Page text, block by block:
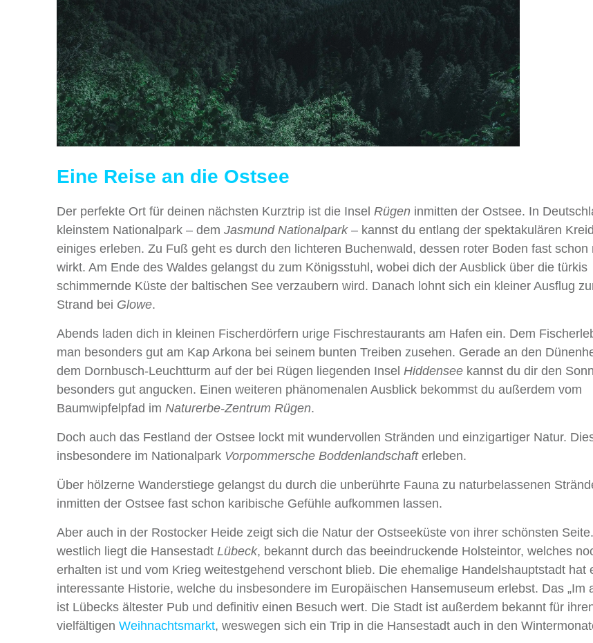
Eine Reise an die Ostsee
Der perfekte Ort für deinen nächsten Kurztrip ist die Insel Rügen inmitten der Ostsee. In
kleinstem Nationalpark – dem Jasmund Nationalpark – kannst du entlang der spektakulären
einiges erleben. Zu Fuß geht es durch den lichteren Buchenwald, dessen roter Boden fast schon
wirkt. Am Ende des Waldes gelangst du zum Königsstuhl, wobei dich der Ausblick über die türkis
schimmernde Küste der baltischen See verzaubern wird. Danach lohnt sich ein kleiner Ausflug
Strand bei Glowe.
Abends laden dich in kleinen Fischerdörfern urige Fischrestaurants am Hafen ein. Dem
man besonders gut am Kap Arkona bei seinem bunten Treiben zusehen. Gerade an den
dem Dornbusch-Leuchtturm auf der bei Rügen liegenden Insel Hiddensee kannst du dir den
besonders gut angucken. Einen weiteren phänomenalen Ausblick bekommst du außerdem vom
Baumwipfelpfad im Naturerbe-Zentrum Rügen.
Doch auch das Festland der Ostsee lockt mit wundervollen Stränden und einzigartiger Natur.
insbesondere im Nationalpark Vorpommersche Boddenlandschafterleben.
Über hölzerne Wanderstiege gelangst du durch die unberührte Fauna zu naturbelassenen
inmitten der Ostsee fast schon karibische Gefühle aufkommen lassen.
Aber auch in der Rostocker Heide zeigt sich die Natur der Ostseeküste von ihrer schönsten
westlich liegt die Hansestadt Lübeck, bekannt durch das beeindruckende Holsteintor, welches
erhalten ist und vom Krieg weitestgehend verschont blieb. Die ehemalige Handelshauptstadt hat
interessante Historie, welche du insbesondere im Europäischen Hansemuseum erlebst. Das „Im
ist Lübecks ältester Pub und definitiv einen Besuch wert. Die Stadt ist außerdem bekannt für
vielfältigen Weihnachtsmarkt, weswegen sich ein Trip in die Hansestadt auch in den